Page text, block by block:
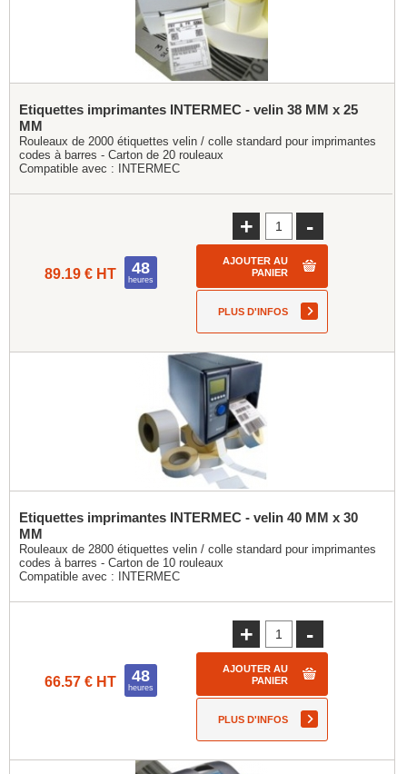
Etiquettes imprimantes INTERMEC - velin 38 MM x 25
MM
Rouleaux de 2000 étiquettes velin / colle standard pour imprimantes
codes à barres - Carton de 20 rouleaux
Compatible avec :
INTERMEC
89.19 € HT 48
heures
+ -
AJOUTER AU
PANIER
PLUS D'INFOS
Etiquettes imprimantes INTERMEC - velin 40 MM x 30
MM
Rouleaux de 2800 étiquettes velin / colle standard pour imprimantes
codes à barres - Carton de 10 rouleaux
Compatible avec :
INTERMEC
66.57 € HT 48
heures
+ -
AJOUTER AU
PANIER
PLUS D'INFOS